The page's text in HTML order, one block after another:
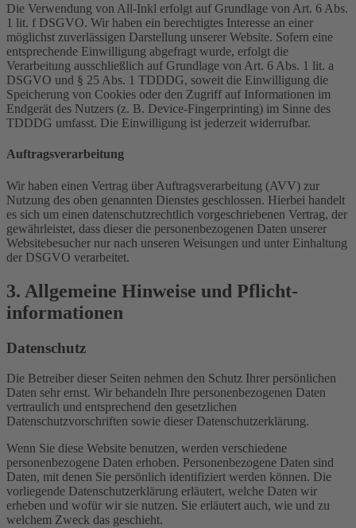
Die Verwendung von All-Inkl erfolgt auf Grundlage von Art. 6 Abs.
1 lit. f DSGVO. Wir haben ein berechtigtes Interesse an einer
möglichst zuverlässigen Darstellung unserer Website. Sofern eine
entsprechende Einwilligung abgefragt wurde, erfolgt die
Verarbeitung ausschließlich auf Grundlage von Art. 6 Abs. 1 lit. a
DSGVO und § 25 Abs. 1 TDDDG, soweit die Einwilligung die
Speicherung von Cookies oder den Zugriff auf Informationen im
Endgerät des Nutzers (z. B. Device-Fingerprinting) im Sinne des
TDDDG umfasst. Die Einwilligung ist jederzeit widerrufbar.
Auftragsverarbeitung
Wir haben einen Vertrag über Auftragsverarbeitung (AVV) zur
Nutzung des oben genannten Dienstes geschlossen. Hierbei handelt
es sich um einen datenschutzrechtlich vorgeschriebenen Vertrag, der
gewährleistet, dass dieser die personenbezogenen Daten unserer
Websitebesucher nur nach unseren Weisungen und unter Einhaltung
der DSGVO verarbeitet.
3. Allgemeine Hinweise und Pflicht­
informationen
Datenschutz
Die Betreiber dieser Seiten nehmen den Schutz Ihrer persönlichen
Daten sehr ernst. Wir behandeln Ihre personenbezogenen Daten
vertraulich und entsprechend den gesetzlichen
Datenschutzvorschriften sowie dieser Datenschutzerklärung.
Wenn Sie diese Website benutzen, werden verschiedene
personenbezogene Daten erhoben. Personenbezogene Daten sind
Daten, mit denen Sie persönlich identifiziert werden können. Die
vorliegende Datenschutzerklärung erläutert, welche Daten wir
erheben und wofür wir sie nutzen. Sie erläutert auch, wie und zu
welchem Zweck das geschieht.